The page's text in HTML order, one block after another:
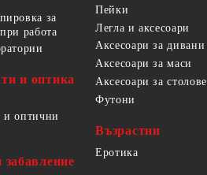
за
работа
и оптика
и оптични
забавление
Пейки
Легла и аксесоари
Аксесоари за дивани
Аксесоари за маси
Аксесоари за столове
Футони
Възрастни
Еротика